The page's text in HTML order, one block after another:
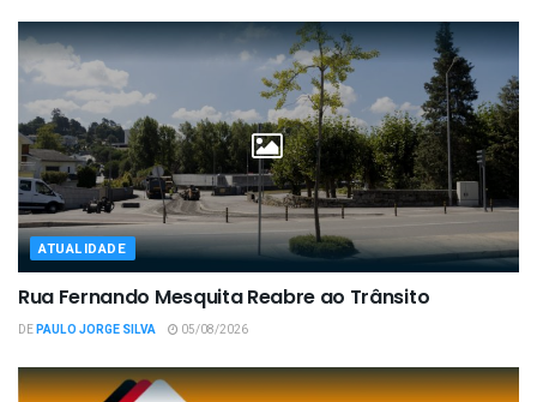
ATUALIDADE
Rua Fernando Mesquita Reabre ao Trânsito
DEPAULO JORGE SILVA 05/08/2026